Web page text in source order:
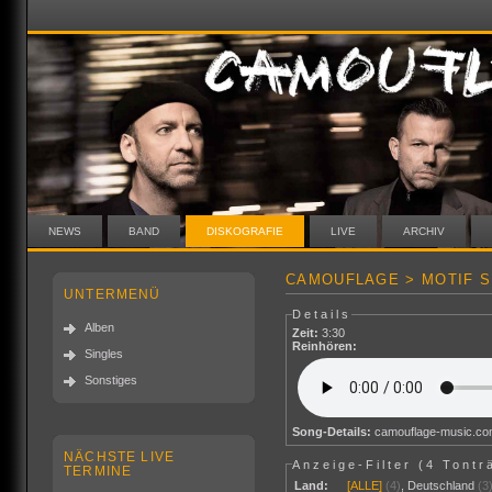
NEWS BAND DISKOGRAFIE LIVE ARCHIV
UNTERMENÜ
Alben
Singles
Sonstiges
NÄCHSTE LIVE
TERMINE
CAMOUFLAGE > MOTIF
Details
Zeit: 3:30
Reinhören:
Song-Details: camouflage-
Anzeige-Filter (4
Land:
[ALLE] (4) Deutschland